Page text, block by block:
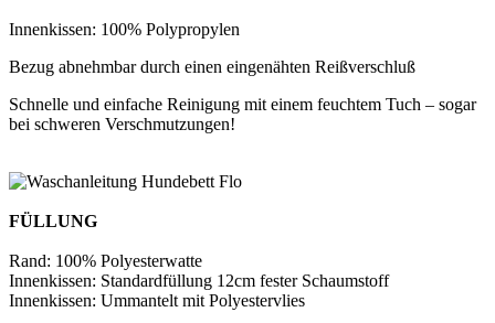
Innenkissen: 100% Polypropylen
Bezug abnehmbar durch einen eingenähten Reißverschluß
Schnelle und einfache Reinigung mit einem feuchtem Tuch – sogar
bei schweren Verschmutzungen!
FÜLLUNG
Rand: 100% Polyesterwatte
Innenkissen: Standardfüllung 12cm fester Schaumstoff
Innenkissen: Ummantelt mit Polyestervlies